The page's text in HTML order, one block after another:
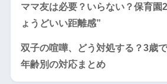
ママ友は必要？いらない？保育園
ょうどいい距離感”
双子の喧嘩、どう対処する？3歳
年齢別の対応まとめ